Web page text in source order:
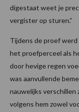
digestaat weet je
vergister op sturen.”
Tijdens de proef
het proefperceel als
door hevige regen
was aanvullende
nauwelijks verschillen
volgens hem zowel